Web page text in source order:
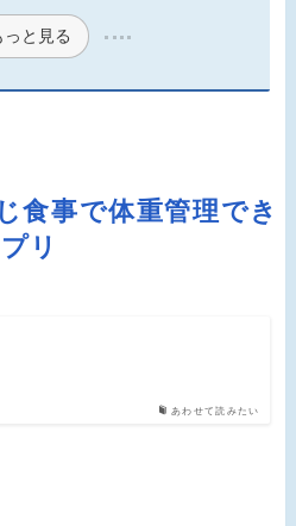
っと見る
食事で体重管理でき
リ
あわせて読みたい